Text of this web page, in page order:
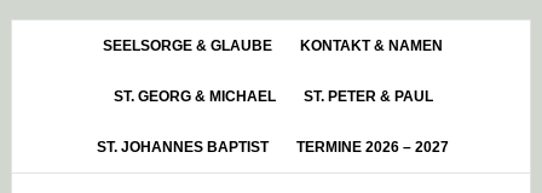
HauptsidebarSEELSORGE & GLAUBE KONTAKT & NAMEN
ST. GEORG & MICHAEL ST. PETER & PAUL
ST. JOHANNES BAPTIST TERMINE 2026 – 2027